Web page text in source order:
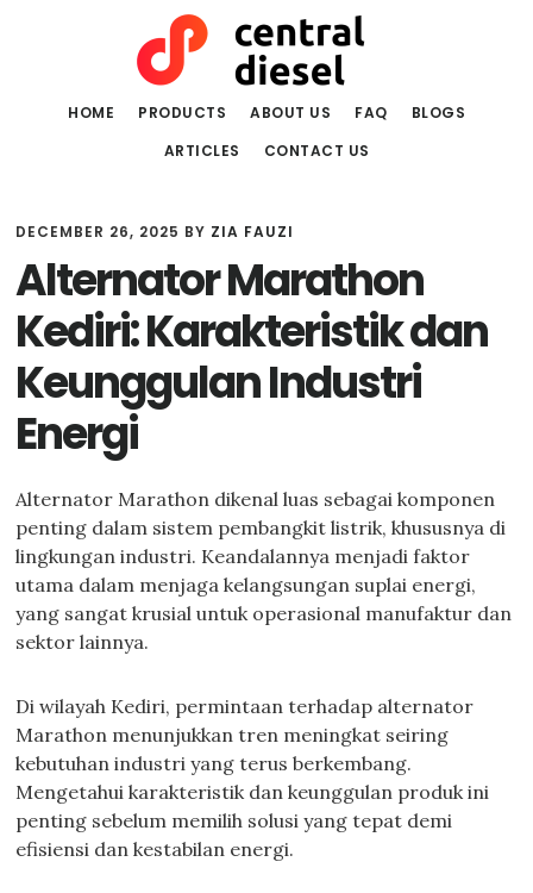
HOME PRODUCTS ABOUT US FAQ
BLOGS
ARTICLES
CONTACT US
DECEMBER 26, 2025 BY ZIA FAUZI
Alternator Marathon
Kediri: Karakteristik dan
Keunggulan Industri
Energi
Alternator Marathon dikenal luas sebagai komponen
penting dalam sistem pembangkit listrik, khususnya di
lingkungan industri. Keandalannya menjadi faktor
utama dalam menjaga kelangsungan suplai energi,
yang sangat krusial untuk operasional manufaktur dan
sektor lainnya.
Di wilayah Kediri, permintaan terhadap alternator
Marathon menunjukkan tren meningkat seiring
kebutuhan industri yang terus berkembang.
Mengetahui karakteristik dan keunggulan produk ini
penting sebelum memilih solusi yang tepat demi
efisiensi dan kestabilan energi.